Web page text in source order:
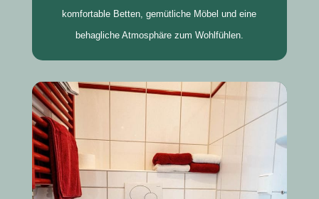
komfortable Betten, gemütliche Möbel und eine
behagliche Atmosphäre zum Wohlfühlen.